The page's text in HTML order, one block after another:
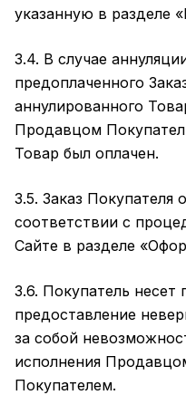
указанную в разделе
3.4. В случае
предоплаченного
аннулированного
Продавцом
Товар был оплачен.
3.5. Заказ Покупателя
соответствии с
Сайте в разделе
3.6. Покупатель несет
предоставление
за собой
исполнения
Покупателем.